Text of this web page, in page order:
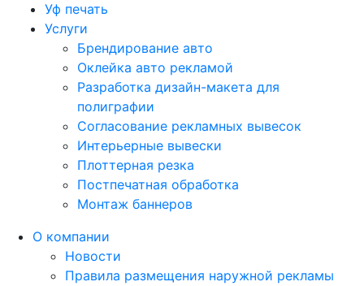
Уф печать
Услуги
Брендирование авто
Оклейка авто рекламой
Разработка дизайн-макета для
полиграфии
Согласование рекламных вывесок
Интерьерные вывески
Плоттерная резка
Постпечатная обработка
Монтаж баннеров
О компании
Новости
Правила размещения наружной рекламы